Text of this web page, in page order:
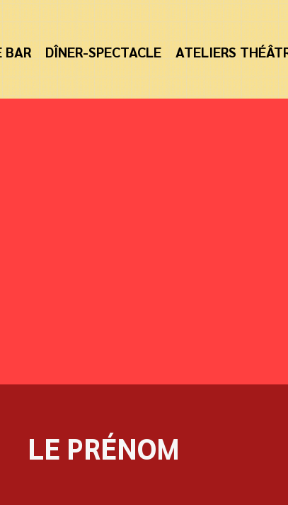
BAR DÎNER-SPECTACLE ATELIERS
LE PRÉNOM